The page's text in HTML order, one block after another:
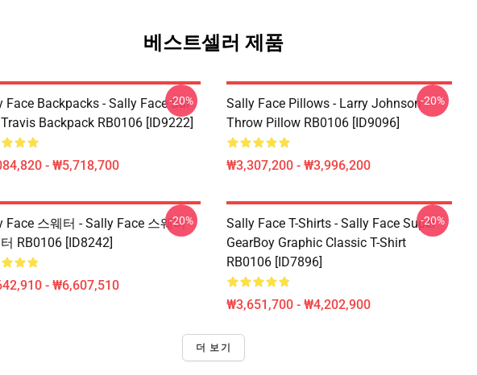
베스트셀러 제품
Face Backpacks - Sally Face Sal
Backpack RB0106 [ID9222]
- ₩5,718,700
-20%
Sally Face Pillows - Larry Johnson
Throw Pillow RB0106 [ID9096]
₩3,307,200 - ₩3,996,200
-20%
Face 스웨터 - Sally Face 스웨터
RB0106 [ID8242]
- ₩6,607,510
-20%
Sally Face T-Shirts - Sally Face Super
GearBoy Graphic Classic T-Shirt
RB0106 [ID7896]
₩3,651,700 - ₩4,202,900
-20%
더 보기